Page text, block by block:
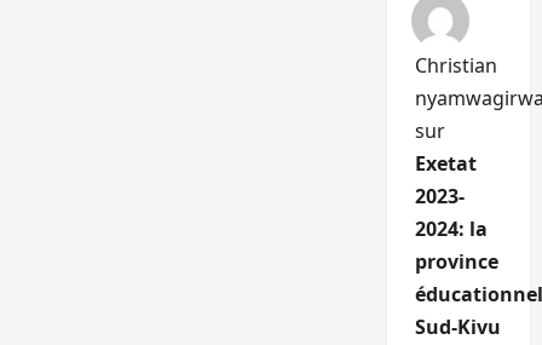
Christian
sur
Exetat
2023-
2024: la
province
Sud-Kivu